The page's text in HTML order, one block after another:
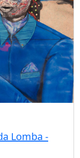
Lomba -